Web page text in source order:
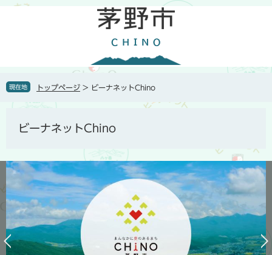
で
ば現在地 トップページ > ビーナネットChino
ビーナネットChino
前
次